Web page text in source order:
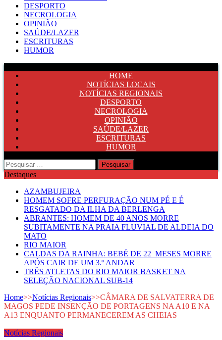
DESPORTO
NECROLOGIA
OPINIÃO
SAÚDE/LAZER
ESCRITURAS
HUMOR
HOME
NOTÍCIAS LOCAIS
NOTÍCIAS REGIONAIS
DESPORTO
NECROLOGIA
OPINIÃO
SAÚDE/LAZER
ESCRITURAS
HUMOR
Pesquisar
por:
Destaques
AZAMBUJEIRA
HOMEM SOFRE PERFURAÇÃO NUM PÉ E É
RESGATADO DA ILHA DA BERLENGA
ABRANTES: HOMEM DE 40 ANOS MORRE
SUBITAMENTE NA PRAIA FLUVIAL DE ALDEIA DO
MATO
RIO MAIOR
CALDAS DA RAINHA: BEBÉ DE 22 MESES MORRE
APÓS CAIR DE UM 3.º ANDAR
TRÊS ATLETAS DO RIO MAIOR BASKET NA
SELEÇÃO NACIONAL SUB-14
Home>>Notícias Regionais>>CÂMARA DE SALVATERRA DE
MAGOS PEDE INSENÇÃO DE PORTAGENS NA A10 E NA
A13 ENQUANTO PERMANECEREM AS CHEIAS
Notícias Regionais